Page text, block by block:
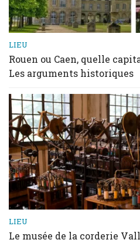
LIEU
Rouen ou Caen, quelle
Les arguments historiques
LIEU
Le musée de la corderie